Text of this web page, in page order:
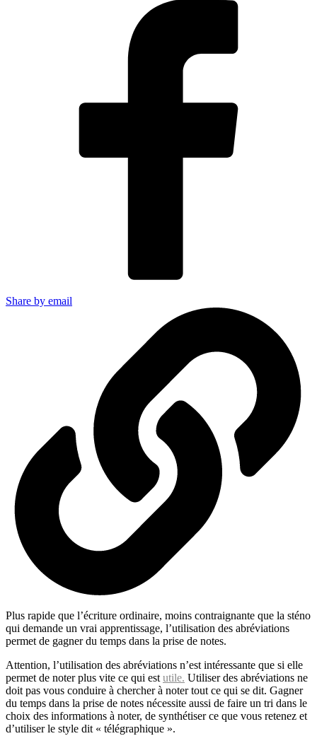
Share by email
Plus rapide que l’écriture ordinaire, moins contraignante que la sténo
qui demande un vrai apprentissage, l’utilisation des abréviations
permet de gagner du temps dans la prise de notes.
Attention, l’utilisation des abréviations n’est intéressante que si elle
permet de noter plus vite ce qui est utile. Utiliser des abréviations ne
doit pas vous conduire à chercher à noter tout ce qui se dit. Gagner
du temps dans la prise de notes nécessite aussi de faire un tri dans le
choix des informations à noter, de synthétiser ce que vous retenez et
d’utiliser le style dit « télégraphique ».